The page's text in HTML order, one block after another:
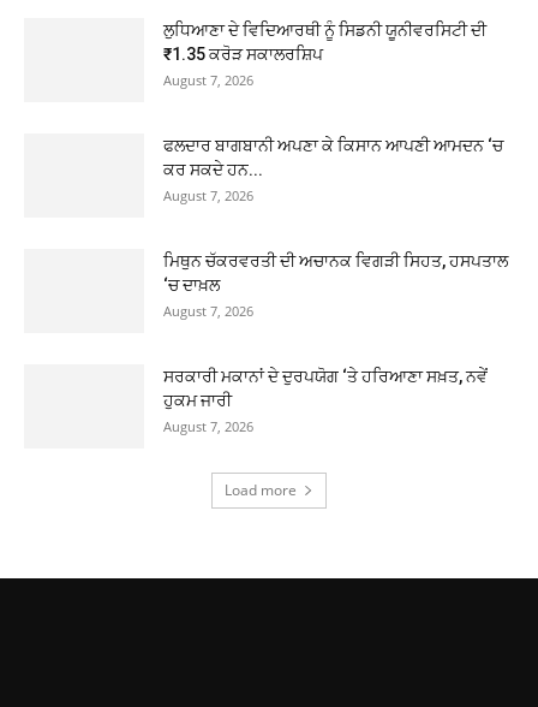
ਲੁਧਿਆਣਾ ਦੇ ਵਿਦਿਆਰਥੀ ਨੂੰ ਸਿਡਨੀ ਯੂਨੀਵਰਸਿਟੀ ਦੀ
₹1.35 ਕਰੋੜ ਸਕਾਲਰਸ਼ਿਪ
August 7, 2026
ਫਲਦਾਰ ਬਾਗਬਾਨੀ ਅਪਣਾ ਕੇ ਕਿਸਾਨ ਆਪਣੀ ਆਮਦਨ ‘ਚ
ਕਰ ਸਕਦੇ ਹਨ...
August 7, 2026
ਮਿਥੁਨ ਚੱਕਰਵਰਤੀ ਦੀ ਅਚਾਨਕ ਵਿਗੜੀ ਸਿਹਤ, ਹਸਪਤਾਲ
‘ਚ ਦਾਖ਼ਲ
August 7, 2026
ਸਰਕਾਰੀ ਮਕਾਨਾਂ ਦੇ ਦੁਰਪਯੋਗ ‘ਤੇ ਹਰਿਆਣਾ ਸਖ਼ਤ, ਨਵੇਂ
ਹੁਕਮ ਜਾਰੀ
August 7, 2026
Load more